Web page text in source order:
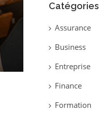
Catégories
Assurance
Business
Entreprise
Finance
Formation